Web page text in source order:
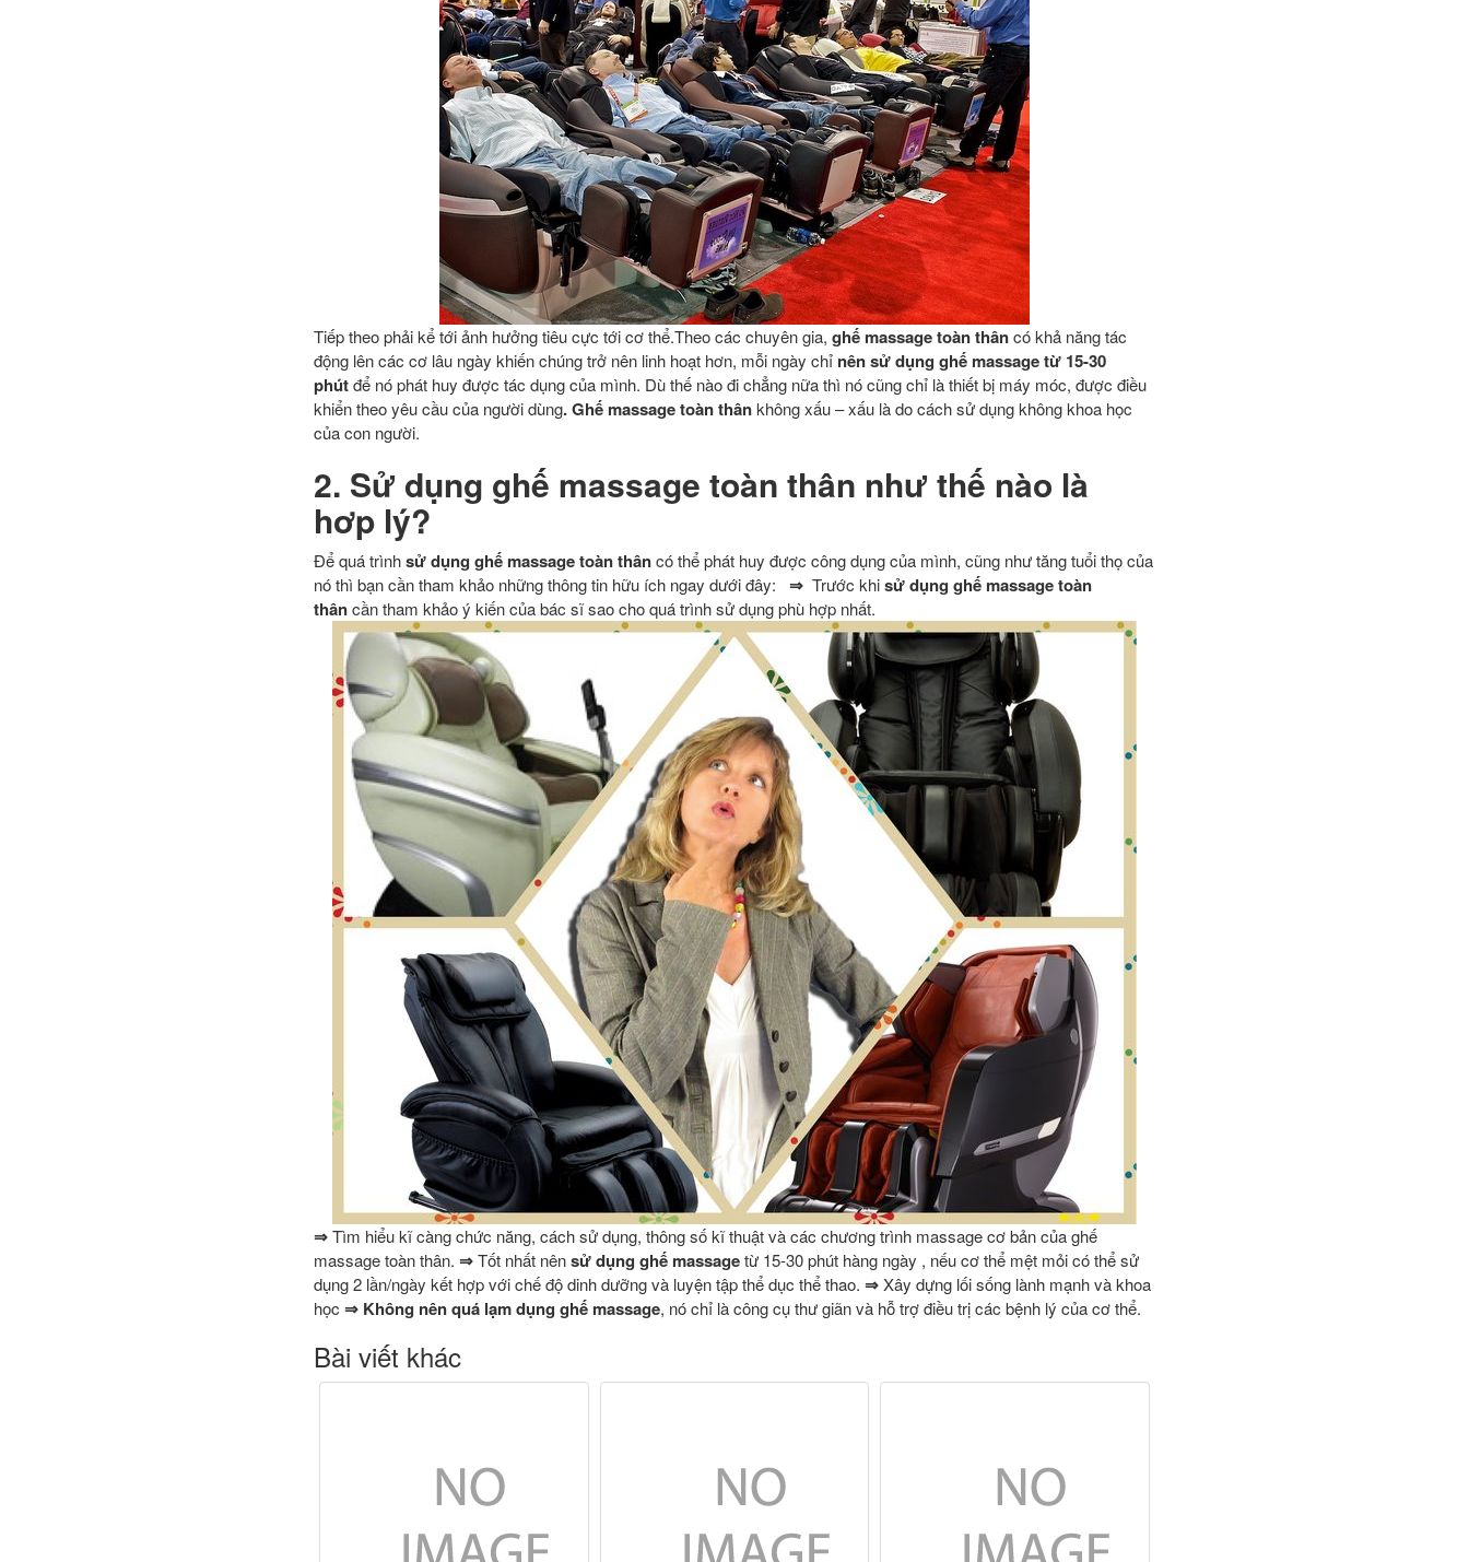
Tiếp theo phải kể tới ảnh hưởng tiêu cực tới cơ thể.Theo các chuyên gia, ghế massage toàn thâncó khả năng tác
động lên các cơ lâu ngày khiến chúng trở nên linh hoạt hơn, mỗi ngày chỉ nên sử dụng ghế massage từ 15-30
phútđể nó phát huy được tác dụng của mình. Dù thế nào đi chẳng nữa thì nó cũng chỉ là thiết bị máy móc, được điều
khiển theo yêu cầu của người dùng. Ghế massage toàn thânkhông xấu – xấu là do cách sử dụng không khoa học
của con người.
2. Sử dụng ghế massage toàn thân như thế nào là
hơp lý?
Để quá trìnhsử dụng ghế massage toàn thâncó thể phát huy được công dụng của mình, cũng như tăng tuổi thọ của
nó thì bạn cần tham khảo những thông tin hữu ích ngay dưới đây: ⇒ Trước khisử dụng ghế massage toàn
thâncần tham khảo ý kiến của bác sĩ sao cho quá trình sử dụng phù hợp nhất.
⇒Tìm hiểu kĩ càng chức năng, cách sử dụng, thông số kĩ thuật và các chương trình massage cơ bản của ghế
massage toàn thân. ⇒Tốt nhất nênsử dụng ghế massagetừ 15-30 phút hàng ngày , nếu cơ thể mệt mỏi có thể sử
dụng 2 lần/ngày kết hợp với chế độ dinh dưỡng và luyện tập thể dục thể thao. ⇒Xây dựng lối sống lành mạnh và khoa
học ⇒ Không nên quá lạm dụng ghế massage, nó chỉ là công cụ thư giãn và hỗ trợ điều trị các bệnh lý của cơ thể.
Bài viết khác